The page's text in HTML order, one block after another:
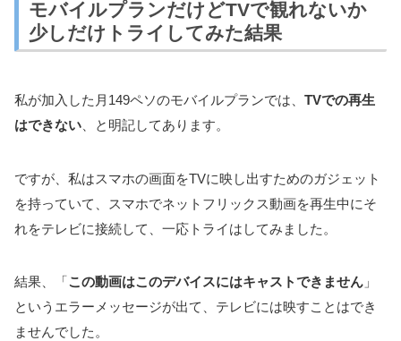
モバイルプランだけどTVで観れないか
少しだけトライしてみた結果
私が加入した月149ペソのモバイルプランでは、 TVでの再生
はできない 、と明記してあります。
ですが、私はスマホの画面をTVに映し出すためのガジェット
を持っていて、スマホでネットフリックス動画を再生中にそ
れをテレビに接続して、一応トライはしてみました。
結果、「この動画はこのデバイスにはキャストできません 」
というエラーメッセージが出て、テレビには映すことはでき
ませんでした。